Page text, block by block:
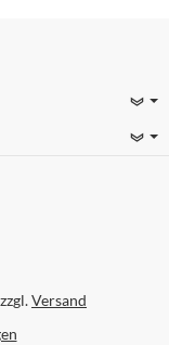
Versand